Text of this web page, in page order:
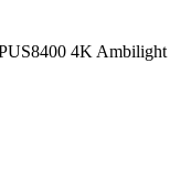
4K Ambilight